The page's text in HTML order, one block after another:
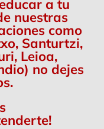
a tu
nuestras
como
Santurtzi,
Leioa,
no dejes